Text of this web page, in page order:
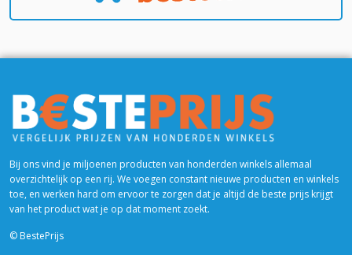
Bij ons vind je miljoenen producten van honderden winkels allemaal
overzichtelijk op een rij. We voegen constant nieuwe producten en winkels
toe, en werken hard om ervoor te zorgen dat je altijd de beste prijs krijgt
van het product wat je op dat moment zoekt.
© BestePrijs